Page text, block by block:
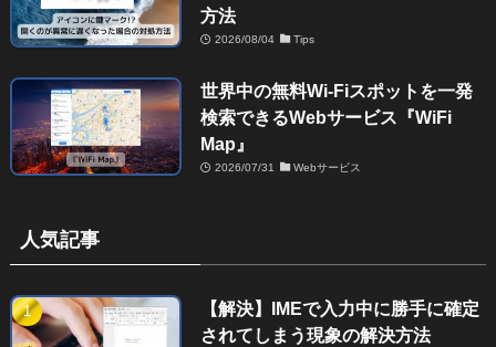
方法
2026/08/04 Tips
世界中の無料Wi-Fiスポットを一発
検索できるWebサービス『WiFi
Map』
2026/07/31 Webサービス
人気記事
【解決】IMEで入力中に勝手に確定
されてしまう現象の解決方法